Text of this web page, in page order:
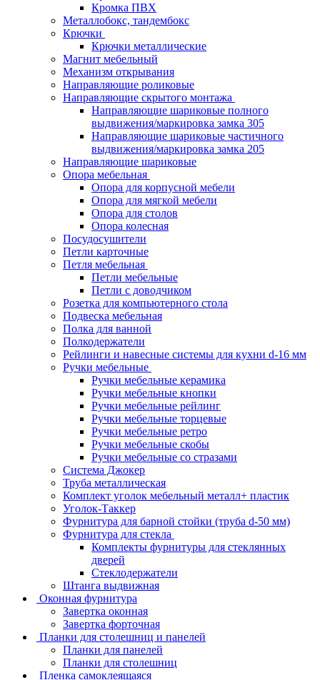
Кромка ПВХ
Металлобокс, тандембокс
Крючки
Крючки металлические
Магнит мебельный
Механизм открывания
Направляющие роликовые
Направляющие скрытого монтажа
Направляющие шариковые полного
выдвижения/маркировка замка 305
Направляющие шариковые частичного
выдвижения/маркировка замка 205
Направляющие шариковые
Опора мебельная
Опора для корпусной мебели
Опора для мягкой мебели
Опора для столов
Опора колесная
Посудосушители
Петли карточные
Петля мебельная
Петли мебельные
Петли с доводчиком
Розетка для компьютерного стола
Подвеска мебельная
Полка для ванной
Полкодержатели
Рейлинги и навесные системы для кухни d-16 мм
Ручки мебельные
Ручки мебельные керамика
Ручки мебельные кнопки
Ручки мебельные рейлинг
Ручки мебельные торцевые
Ручки мебельные ретро
Ручки мебельные скобы
Ручки мебельные со стразами
Система Джокер
Труба металлическая
Комплект уголок мебельный металл+ пластик
Уголок-Таккер
Фурнитура для барной стойки (труба d-50 мм)
Фурнитура для стекла
Комплекты фурнитуры для стеклянных
дверей
Стеклодержатели
Штанга выдвижная
Оконная фурнитура
Завертка оконная
Завертка форточная
Планки для столешниц и панелей
Планки для панелей
Планки для столешниц
Пленка самоклеящаяся